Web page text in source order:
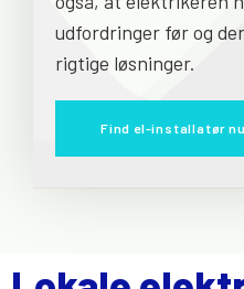
udfordringer før og
rigtige løsninger.
Find el-installatør nu